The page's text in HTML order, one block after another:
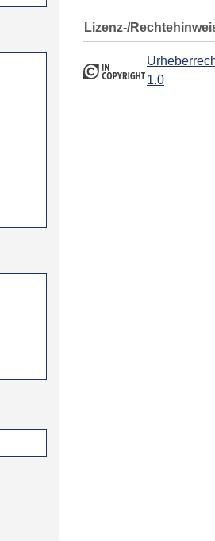
Lizenz-/
1.0